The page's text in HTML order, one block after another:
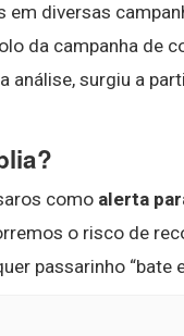
em diversas
da campanha de
análise, surgiu a
como alerta
o risco de
passarinho